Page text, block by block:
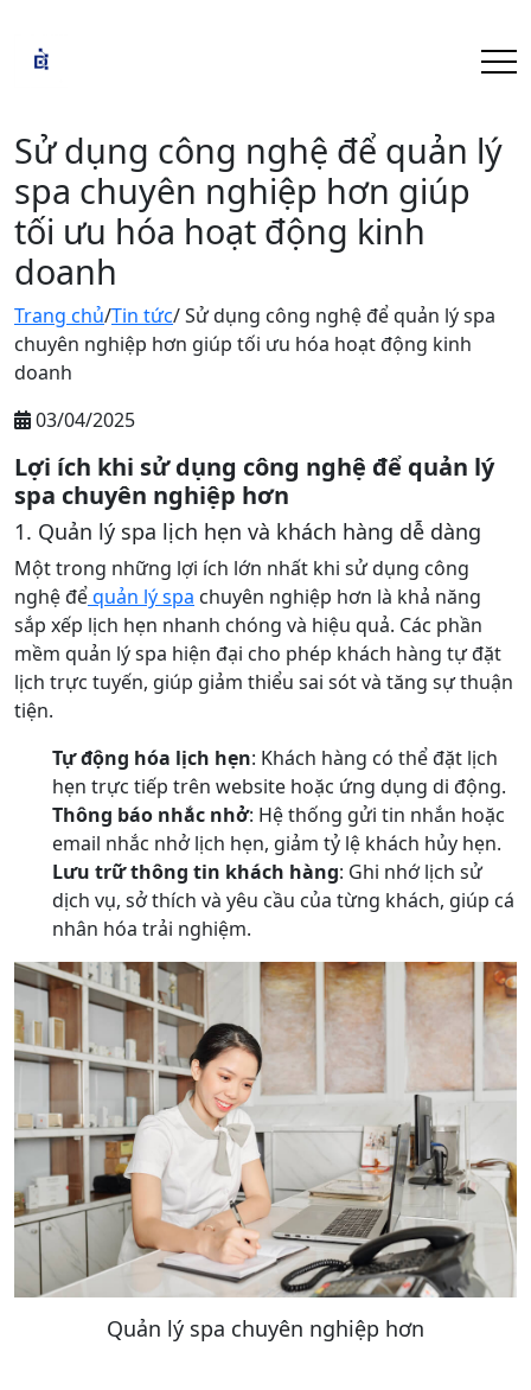
Sử dụng công nghệ để quản lý
spa chuyên nghiệp hơn giúp
tối ưu hóa hoạt động kinh
doanh
Trang chủ/Tin tức/ Sử dụng công nghệ để quản lý spa
chuyên nghiệp hơn giúp tối ưu hóa hoạt động kinh
doanh
03/04/2025
Lợi ích khi sử dụng công nghệ để quản lý
spa chuyên nghiệp hơn
1. Quản lý spa lịch hẹn và khách hàng dễ dàng
Một trong những lợi ích lớn nhất khi sử dụng công
nghệ đểquản lý spa chuyên nghiệp hơn là khả năng
sắp xếp lịch hẹn nhanh chóng và hiệu quả. Các phần
mềm quản lý spa hiện đại cho phép khách hàng tự đặt
lịch trực tuyến, giúp giảm thiểu sai sót và tăng sự thuận
tiện.
Tự động hóa lịch hẹn: Khách hàng có thể đặt lịch
hẹn trực tiếp trên website hoặc ứng dụng di động.
Thông báo nhắc nhở: Hệ thống gửi tin nhắn hoặc
email nhắc nhở lịch hẹn, giảm tỷ lệ khách hủy hẹn.
Lưu trữ thông tin khách hàng: Ghi nhớ lịch sử
dịch vụ, sở thích và yêu cầu của từng khách, giúp cá
nhân hóa trải nghiệm.
Quản lý spa chuyên nghiệp hơn